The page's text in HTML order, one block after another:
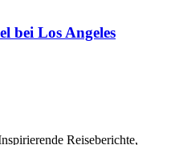
bei Los Angeles
Reiseberichte,